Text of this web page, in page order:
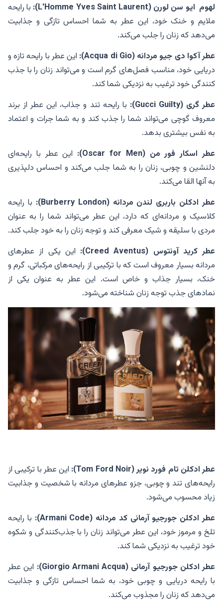
لهوم ایو سن لورن (L'Homme Yves Saint Laurent):
با رایحه
ملایم و خنک خود، این عطر به شما احساس تازگی و جذابیت
می‌دهد که زنان را جلب می‌کند.
عطر آکوا دی جیو مردانه (Acqua di Gio):
این عطر با رایحه تازه و
دریایی خود، مناسب فصل‌های گرم است و می‌تواند زنان را با جذب
کنندگی خود ترغیب به نزدیکی شما کند.
عطر گری (Gucci Guilty):
با رایحه تند و جذاب، این عطر از برند
معروف گوچی می‌تواند شما را جذب کند و به شما جرات و اعتماد
به نفس بیشتری بدهد.
عطر اسکار فور من (Oscar for Men):
این عطر با رایحه‌ای
دلنشین و چوبی، زنان را به شما جلب می‌کند و احساس دلپذیری
به آنها القا می‌کند.
عطر ادکلن باربری لندن مردانه (Burberry London):
با رایحه
کلاسیک و مردانه‌ای که دارد، این عطر می‌تواند شما را به عنوان
مردی با سلیقه و شیک معرفی کند و توجه زنان را به خود جلب کند.
عطر کرید آونتوس (Creed Aventus):
این یکی از عطرهای
مردانه بسیار معروف است که با ترکیبی از رایحه‌های مرکباتی، گرم و
خنک، بسیار جذاب و خاص است. این عطر به عنوان یکی از
نمادهای جذب توجه زنان شناخته می‌شود.
عطر ادکلن تام فورد نویر (Tom Ford Noir):
این عطر با ترکیبی از
رایحه‌های تند و چوبی، جزو عطرهای مردانه با شخصیت و جذابیت
زیاد محسوب می‌شود.
عطر ادکلن جورجیو آرمانی کد مردانه (Armani Code):
با رایحه
تلخ و مرموز خود، این عطر می‌تواند زنان را با جذب‌کنندگی و شکوه
خود ترغیب به نزدیکی شما کند.
عطر ادکلن جورجیو آرمانی (Giorgio Armani Acqua):
این عطر
با رایحه دریایی و چوبی خود، به شما احساس تازگی و جذابیت
می‌دهد که زنان را مجذوب می‌کند.